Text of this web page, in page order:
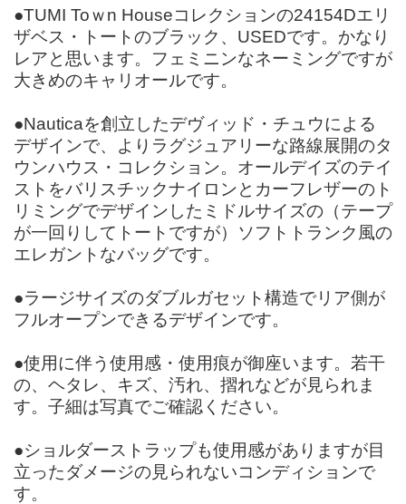
●TUMI Toｗn Houseコレクションの24154Dエリ
ザベス・トートのブラック、USEDです。かなり
レアと思います。フェミニンなネーミングですが
大きめのキャリオールです。
●Nauticaを創立したデヴィッド・チュウによる
デザインで、よりラグジュアリーな路線展開のタ
ウンハウス・コレクション。オールデイズのテイ
ストをバリスチックナイロンとカーフレザーのト
リミングでデザインしたミドルサイズの（テープ
が一回りしてトートですが）ソフトトランク風の
エレガントなバッグです。
●ラージサイズのダブルガセット構造でリア側が
フルオープンできるデザインです。
●使用に伴う使用感・使用痕が御座います。若干
の、ヘタレ、キズ、汚れ、摺れなどが見られま
す。子細は写真でご確認ください。
●ショルダーストラップも使用感がありますが目
立ったダメージの見られないコンディションで
す。